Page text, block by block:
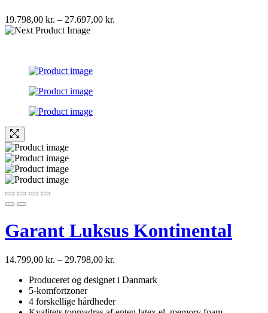
19.798,00 kr. – 27.697,00 kr.
Garant Luksus Kontinental
14.799,00 kr. – 29.798,00 kr.
Produceret og designet i Danmark
5-komfortzoner
4 forskellige hårdheder